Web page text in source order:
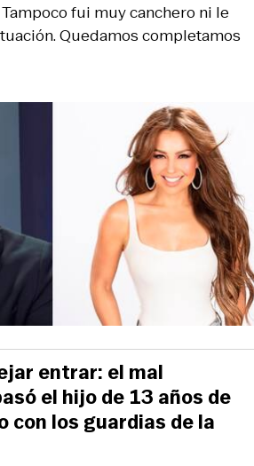
fui muy canchero ni le
Quedamos completamos
entrar: el mal
el hijo de 13 años de
con los guardias de la